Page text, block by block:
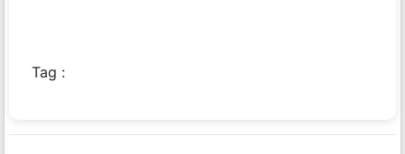
Tag :